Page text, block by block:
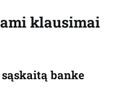
klausimai
banke